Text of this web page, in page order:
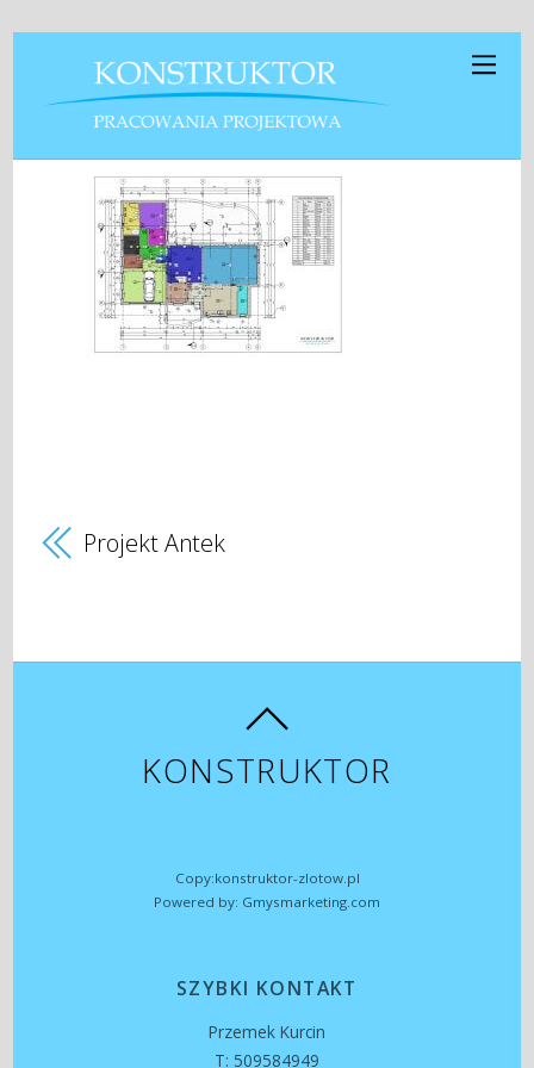
Antek rzut parteru
Projekt Antek
KONSTRUKTOR
Copy:konstruktor-zlotow.pl
Powered by: Gmysmarketing.com
SZYBKI KONTAKT
Przemek Kurcin
T: 509584949